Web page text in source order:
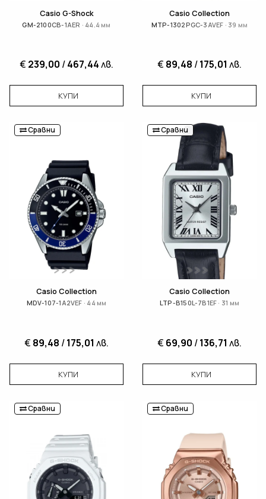
Casio G-Shock
GM-2100CB-1AER · 44.4 мм
€ 239,00 /467,44лв.
КУПИ
Casio Collection
MTP-1302PGC-3AVEF · 39 мм
€ 89,48 /175,01 лв.
КУПИ
Сравни
Casio Collection
MDV-107-1A2VEF · 44 мм
€ 89,48 /175,01 лв.
КУПИ
Сравни
Casio Collection
LTP-B150L-7B1EF · 31 мм
€ 69,90 /136,71 лв.
КУПИ
Сравни Сравни